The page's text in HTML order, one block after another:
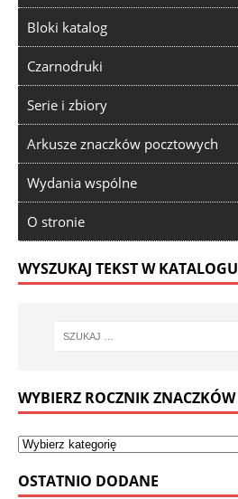
Bloki katalog
Czarnodruki
Serie i zbiory
Arkusze znaczków pocztowych
Wydania wspólne
O stronie
WYSZUKAJ TEKST W KATALOGU
WYBIERZ ROCZNIK ZNACZKÓW
OSTATNIO DODANE